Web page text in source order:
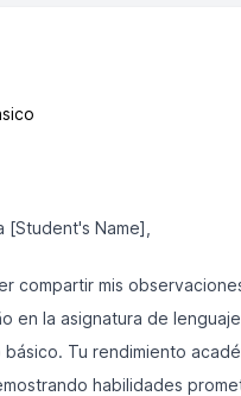
[Student's Name],
compartir mis
en la asignatura de
Tu rendimiento
habilidades